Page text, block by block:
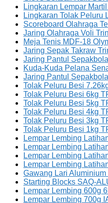
Lingkaran Lempar
Lingkaran Tolak Peluru
Scoreboard Olahraga
Jaring Olahraga Voli
Meja Tenis MDF-18
Jaring Sepak Takraw
Jaring Pantul
Kuda-Kuda Pelana
Jaring Pantul
Tolak Peluru Besi
Tolak Peluru Besi 6kg
Tolak Peluru Besi 5kg
Tolak Peluru Besi 4kg
Tolak Peluru Besi 3kg
Tolak Peluru Besi 1kg
Lempar Lembing
Lempar Lembing
Lempar Lembing
Lempar Lembing
Gawang Lari
Starting Blocks SAQ-
Lempar Lembing 600g
Lempar Lembing 700g